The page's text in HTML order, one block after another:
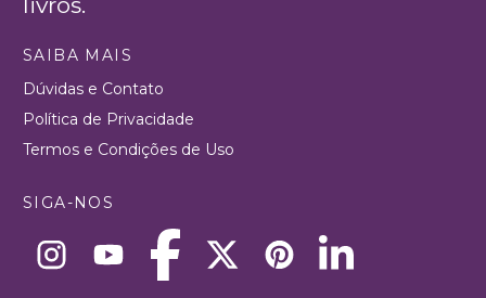
SAIBA MAIS
Dúvidas e Contato
Política de Privacidade
Termos e Condições de Uso
SIGA-NOS